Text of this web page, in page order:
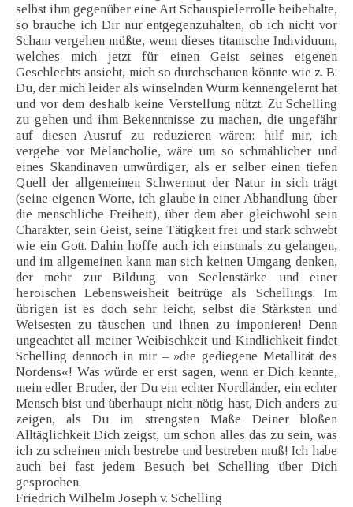
selbst ihm gegenüber eine Art Schauspielerrolle beibehalte,
so brauche ich Dir nur entgegenzuhalten, ob ich nicht vor
Scham vergehen müßte, wenn dieses titanische Individuum,
welches mich jetzt für einen Geist seines eigenen
Geschlechts ansieht, mich so durchschauen könnte wie z. B.
Du, der mich leider als winselnden Wurm kennengelernt hat
und vor dem deshalb keine Verstellung nützt. Zu Schelling
zu gehen und ihm Bekenntnisse zu machen, die ungefähr
auf diesen Ausruf zu reduzieren wären: hilf mir, ich
vergehe vor Melancholie, wäre um so schmählicher und
eines Skandinaven unwürdiger, als er selber einen tiefen
Quell der allgemeinen Schwermut der Natur in sich trägt
(seine eigenen Worte, ich glaube in einer Abhandlung über
die menschliche Freiheit), über dem aber gleichwohl sein
Charakter, sein Geist, seine Tätigkeit frei und stark schwebt
wie ein Gott. Dahin hoffe auch ich einstmals zu gelangen,
und im allgemeinen kann man sich keinen Umgang denken,
der mehr zur Bildung von Seelenstärke und einer
heroischen Lebensweisheit beitrüge als Schellings. Im
übrigen ist es doch sehr leicht, selbst die Stärksten und
Weisesten zu täuschen und ihnen zu imponieren! Denn
ungeachtet all meiner Weibischkeit und Kindlichkeit findet
Schelling dennoch in mir – »die gediegene Metallität des
Nordens«! Was würde er erst sagen, wenn er Dich kennte,
mein edler Bruder, der Du ein echter Nordländer, ein echter
Mensch bist und überhaupt nicht nötig hast, Dich anders zu
zeigen, als Du im strengsten Maße Deiner bloßen
Alltäglichkeit Dich zeigst, um schon alles das zu sein, was
ich zu scheinen mich bestrebe und bestreben muß! Ich habe
auch bei fast jedem Besuch bei Schelling über Dich
gesprochen.
Friedrich Wilhelm Joseph v. Schelling